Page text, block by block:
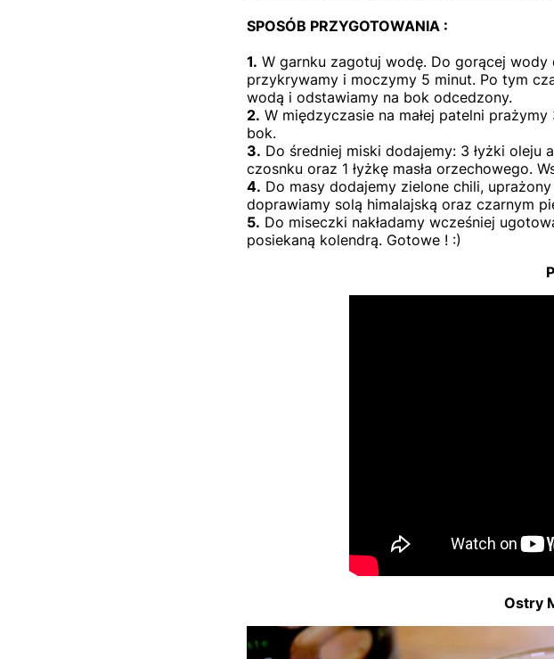
SPOSÓB PRZYGOTOWANIA :
1. W garnku zagotuj wodę. Do gorącej
przykrywamy i moczymy 5 minut. Po tym
wodą i odstawiamy na bok odcedzony.
2. W międzyczasie na małej patelni
bok.
3. Do średniej miski dodajemy: 3 łyżki oleju
czosnku oraz 1 łyżkę masła orzechowego.
4. Do masy dodajemy zielone chili,
doprawiamy solą himalajską oraz czarnym
5. Do miseczki nakładamy wcześniej
posiekaną kolendrą. Gotowe ! :)
Ostry